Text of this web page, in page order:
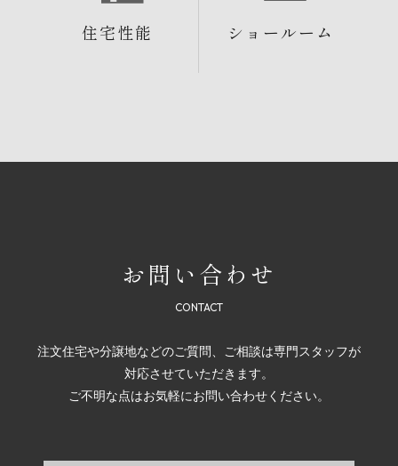
住宅性能 ショールーム
お問い合わせ
注文住宅や分譲地などのご質問、ご相談は専門スタッフが
対応させていただきます。
ご不明な点はお気軽にお問い合わせください。